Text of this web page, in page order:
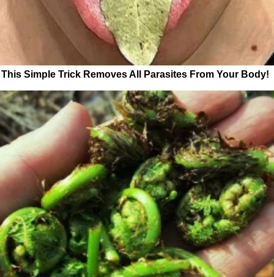
This Simple Trick Removes All Parasites From Your Body!